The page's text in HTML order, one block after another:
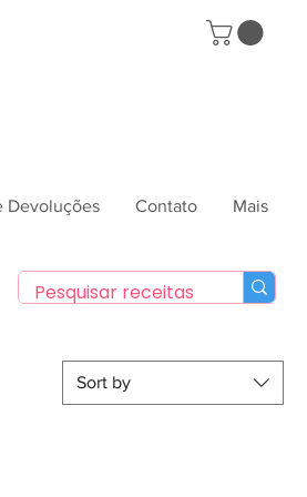
Devoluções Contato Mais
Sort by